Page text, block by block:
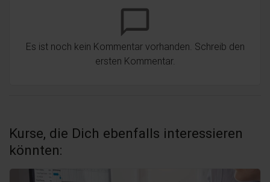
chat_bubble_outline
Es ist noch kein Kommentar vorhanden. Schreib den
ersten Kommentar.
Kurse, die Dich ebenfalls interessieren
könnten: